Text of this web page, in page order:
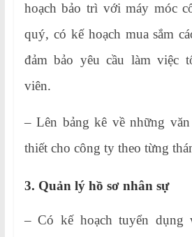
hoạch bảo trì với máy móc
quý, có kế hoạch mua sắm
đảm bảo yêu cầu làm việc
viên.
– Lên bảng kê về những
thiết cho công ty theo từng
3. Quản lý hồ sơ nhân sự
– Có kế hoạch tuyển dụng